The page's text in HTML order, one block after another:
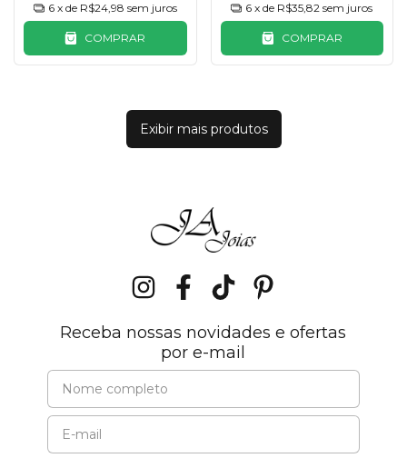
6 x de R$24,98 sem juros
COMPRAR
6 x de R$35,82 sem juros
COMPRAR
Exibir mais produtos
Receba nossas novidades e ofertas
por e-mail